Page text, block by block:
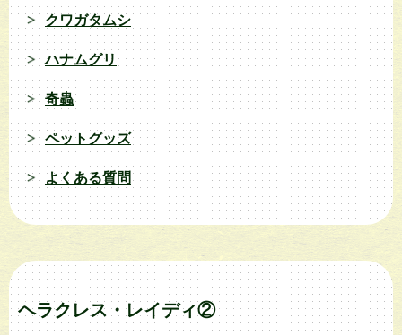
クワガタムシ
ハナムグリ
奇蟲
ペットグッズ
よくある質問
ヘラクレス・レイディ②